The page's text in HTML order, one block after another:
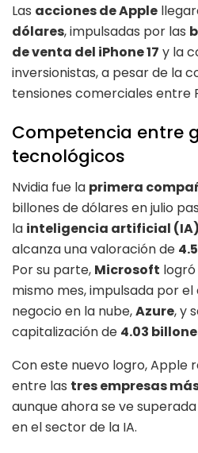
Las acciones de Apple
dólares, impulsadas por las
de venta del iPhone 17 y la
inversionistas, a pesar de la
tensiones comerciales entre
Competencia entre
tecnológicos
Nvidia fue la primera
billones de dólares en julio
la inteligencia artificial (IA)
alcanza una valoración de
Por su parte, Microsoft
mismo mes, impulsada por
negocio en la nube,Azure, y
capitalización de 4.03
Con este nuevo logro, Apple
entre las tres empresas
aunque ahora se ve
en el sector de la IA.